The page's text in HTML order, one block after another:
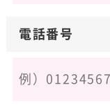
電話番号